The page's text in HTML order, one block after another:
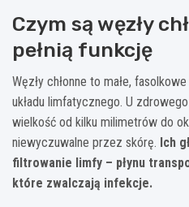
Czym są węzły
pełnią funkcję
Węzły chłonne to małe,
układu limfatycznego. U
wielkość od kilku milimetrów do
niewyczuwalne przez skórę. Ich
filtrowanie limfy – płynu
które zwalczają infekcje.